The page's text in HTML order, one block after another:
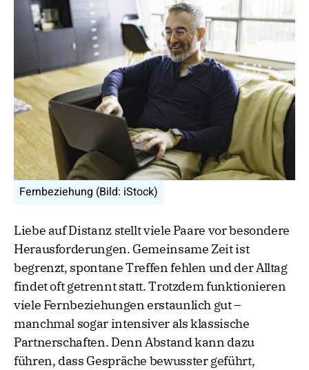
Fernbeziehung (Bild: iStock)
Liebe auf Distanz stellt viele Paare vor besondere
Herausforderungen. Gemeinsame Zeit ist
begrenzt, spontane Treffen fehlen und der Alltag
findet oft getrennt statt. Trotzdem funktionieren
viele Fernbeziehungen erstaunlich gut –
manchmal sogar intensiver als klassische
Partnerschaften. Denn Abstand kann dazu
führen, dass Gespräche bewusster geführt,